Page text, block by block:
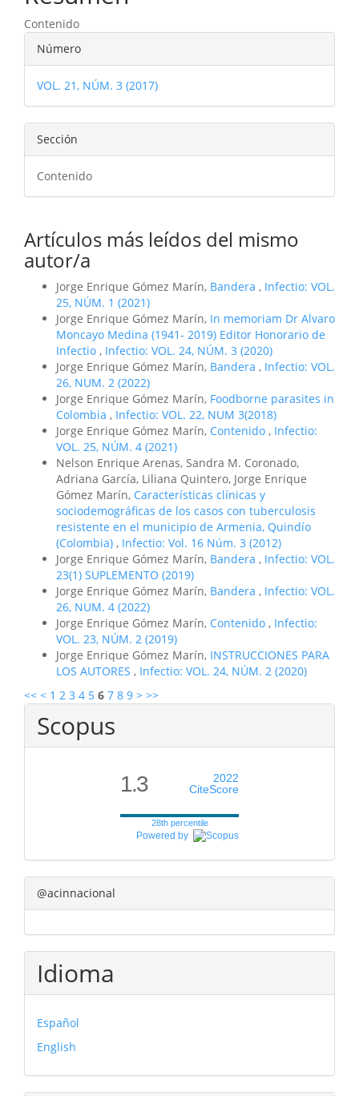
del
artículo
Contenido
Detalles
del
artículo
Número
VOL. 21, NÚM. 3 (2017)
Sección
Contenido
Artículos más leídos del mismo
autor/a
Jorge Enrique Gómez Marín, Bandera , Infectio: VOL.
25, NÚM. 1 (2021)
Jorge Enrique Gómez Marín, In memoriam Dr Alvaro
Moncayo Medina (1941- 2019) Editor Honorario de
Infectio , Infectio: VOL. 24, NÚM. 3 (2020)
Jorge Enrique Gómez Marín, Bandera , Infectio: VOL.
26, NUM. 2 (2022)
Jorge Enrique Gómez Marín, Foodborne parasites in
Colombia , Infectio: VOL. 22, NUM 3(2018)
Jorge Enrique Gómez Marín, Contenido , Infectio:
VOL. 25, NÚM. 4 (2021)
Nelson Enrique Arenas, Sandra M. Coronado,
Adriana García, Liliana Quintero, Jorge Enrique
Gómez Marín, Características clínicas y
sociodemográficas de los casos con tuberculosis
resistente en el municipio de Armenia, Quindío
(Colombia) , Infectio: Vol. 16 Núm. 3 (2012)
Jorge Enrique Gómez Marín, Bandera , Infectio: VOL.
23(1) SUPLEMENTO (2019)
Jorge Enrique Gómez Marín, Bandera , Infectio: VOL.
26, NUM. 4 (2022)
Jorge Enrique Gómez Marín, Contenido , Infectio:
VOL. 23, NÚM. 2 (2019)
Jorge Enrique Gómez Marín, INSTRUCCIONES PARA
LOS AUTORES , Infectio: VOL. 24, NÚM. 2 (2020)
<< < 1 2 3 4 5 6 7 8 9 > >>
Scopus
1.3
2022
CiteScore
28th percentile
Powered by
@acinnacional
Idioma
Español
English